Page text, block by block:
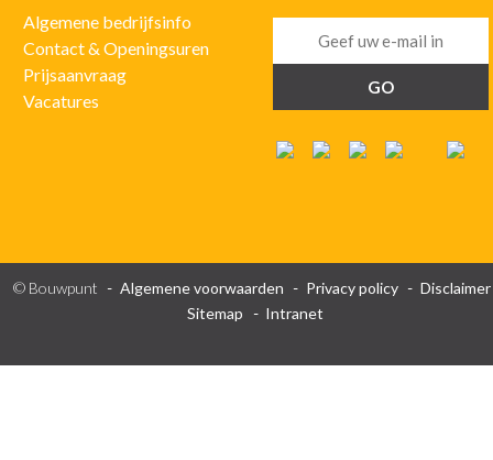
Algemene bedrijfsinfo
Contact & Openingsuren
Prijsaanvraag
Vacatures
© Bouwpunt Algemene voorwaarden Privacy policy
Disclaimer
Sitemap
Intranet